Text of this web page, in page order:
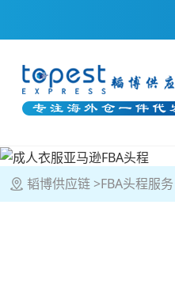
韬博供应链 FBA头程服务